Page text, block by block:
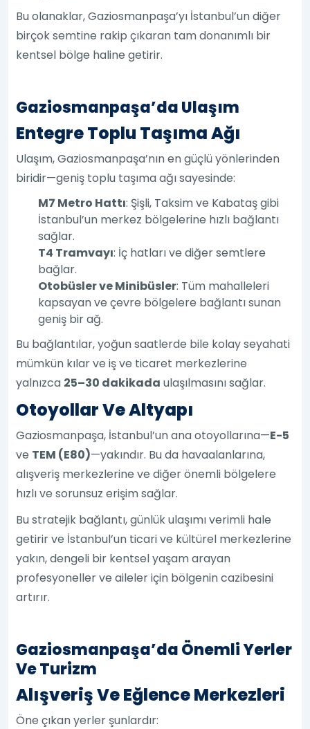
Bu olanaklar, Gaziosmanpaşa’yı İstanbul’un diğer
birçok semtine rakip çıkaran tam donanımlı bir
kentsel bölge haline getirir.
Gaziosmanpaşa’da Ulaşım
Entegre Toplu Taşıma Ağı
Ulaşım, Gaziosmanpaşa’nın en güçlü yönlerinden
biridir—geniş toplu taşıma ağı sayesinde:
M7 Metro Hattı: Şişli, Taksim ve Kabataş gibi
İstanbul’un merkez bölgelerine hızlı bağlantı
sağlar.
T4 Tramvayı: İç hatları ve diğer semtlere
bağlar.
Otobüsler ve Minibüsler: Tüm mahalleleri
kapsayan ve çevre bölgelere bağlantı sunan
geniş bir ağ.
Bu bağlantılar, yoğun saatlerde bile kolay seyahati
mümkün kılar ve iş ve ticaret merkezlerine
yalnızca 25–30 dakikada ulaşılmasını sağlar.
Otoyollar Ve Altyapı
Gaziosmanpaşa, İstanbul’un ana otoyollarına—E-5
ve TEM (E80)—yakındır. Bu da havaalanlarına,
alışveriş merkezlerine ve diğer önemli bölgelere
hızlı ve sorunsuz erişim sağlar.
Bu stratejik bağlantı, günlük ulaşımı verimli hale
getirir ve İstanbul’un ticari ve kültürel merkezlerine
yakın, dengeli bir kentsel yaşam arayan
profesyoneller ve aileler için bölgenin cazibesini
artırır.
Gaziosmanpaşa’da Önemli Yerler
Ve Turizm
Alışveriş Ve Eğlence Merkezleri
Öne çıkan yerler şunlardır: